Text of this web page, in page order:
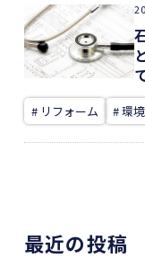
# リフォーム # 環
最近の投稿